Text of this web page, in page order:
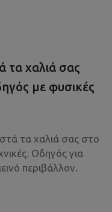
τα χαλιά σας
με φυσικές
τα χαλιά σας στο
Οδηγός για
περιβάλλον.